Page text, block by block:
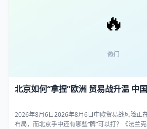
北京如何“拿捏”欧洲 贸易战升温 中
2026年8月6日2026年8月6日中欧贸易战风险正
布局，而北京手中还有哪些“牌”可以打？《法兰